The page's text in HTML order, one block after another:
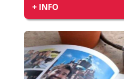
+ INFO